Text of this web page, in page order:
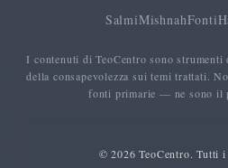
SalmiMishnahFonti
I contenuti di TeoCentro sono strumenti
della consapevolezza sui temi trattati.
fonti primarie — ne sono il
© 2026 TeoCentro. Tutti